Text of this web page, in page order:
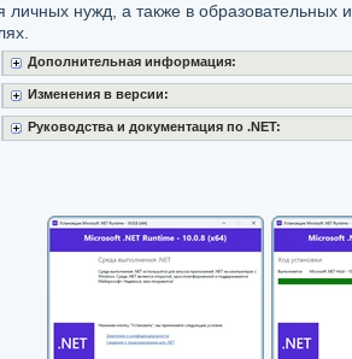
личных нужд, а также в образовательных
Дополнительная информация:
Изменения в версии:
Руководства и документация по .NET: